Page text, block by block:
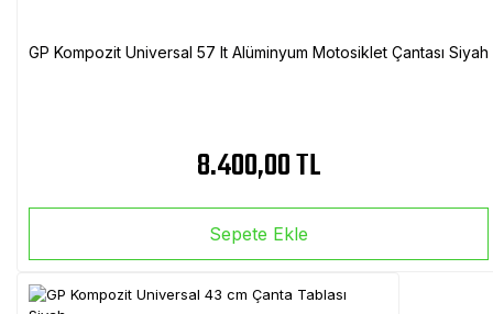
GP Kompozit Universal 57 lt Alüminyum Motosiklet Çantası Siyah
8.400,00 TL
Sepete Ekle